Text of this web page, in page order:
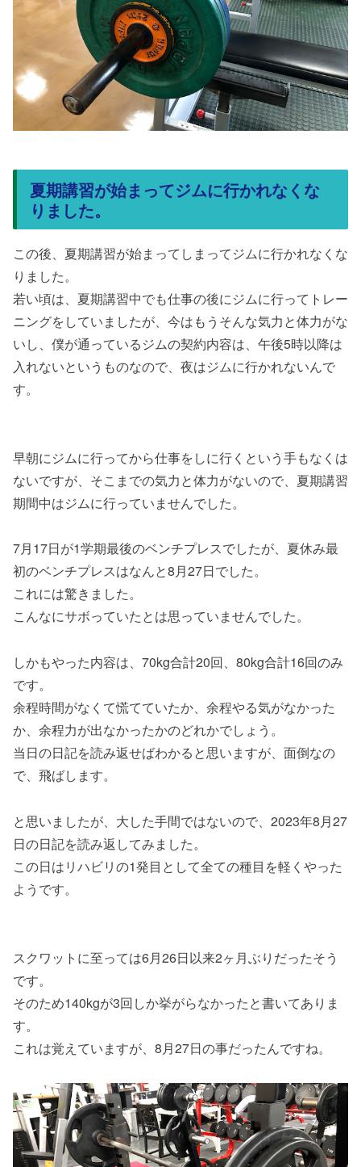
夏期講習が始まってジムに行かれなくな
りました。
この後、夏期講習が始まってしまってジムに行かれなくな
りました。
若い頃は、夏期講習中でも仕事の後にジムに行ってトレー
ニングをしていましたが、今はもうそんな気力と体力がな
いし、僕が通っているジムの契約内容は、午後5時以降は
入れないというものなので、夜はジムに行かれないんで
す。
早朝にジムに行ってから仕事をしに行くという手もなくは
ないですが、そこまでの気力と体力がないので、夏期講習
期間中はジムに行っていませんでした。
7月17日が1学期最後のベンチプレスでしたが、夏休み最
初のベンチプレスはなんと8月27日でした。
これには驚きました。
こんなにサボっていたとは思っていませんでした。
しかもやった内容は、70kg合計20回、80kg合計16回のみ
です。
余程時間がなくて慌てていたか、余程やる気がなかった
か、余程力が出なかったかのどれかでしょう。
当日の日記を読み返せばわかると思いますが、面倒なの
で、飛ばします。
と思いましたが、大した手間ではないので、2023年8月27
日の日記を読み返してみました。
この日はリハビリの1発目として全ての種目を軽くやった
ようです。
スクワットに至っては6月26日以来2ヶ月ぶりだったそう
です。
そのため140kgが3回しか挙がらなかったと書いてありま
す。
これは覚えていますが、8月27日の事だったんですね。